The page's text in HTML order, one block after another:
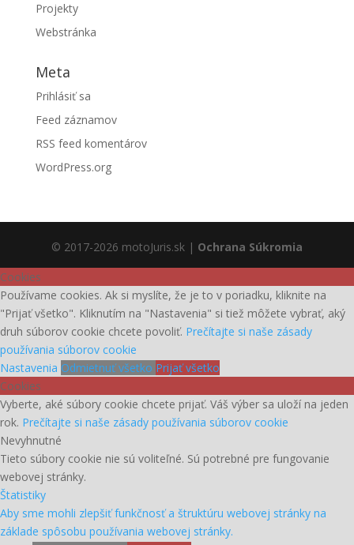
Projekty
Webstránka
Meta
Prihlásiť sa
Feed záznamov
RSS feed komentárov
WordPress.org
© 2017-2026 motoJuris.sk | Ochrana Súkromia
Cookies
Používame cookies. Ak si myslíte, že je to v poriadku, kliknite na
"Prijať všetko". Kliknutím na "Nastavenia" si tiež môžete vybrať, aký
druh súborov cookie chcete povoliť. Prečítajte si naše zásady
používania súborov cookie
Nastavenia Odmietnuť všetko Prijať všetko
Cookies
Vyberte, aké súbory cookie chcete prijať. Váš výber sa uloží na jeden
rok. Prečítajte si naše zásady používania súborov cookie
Nevyhnutné
Tieto súbory cookie nie sú voliteľné. Sú potrebné pre fungovanie
webovej stránky.
Štatistiky
Aby sme mohli zlepšiť funkčnosť a štruktúru webovej stránky na
základe spôsobu používania webovej stránky.